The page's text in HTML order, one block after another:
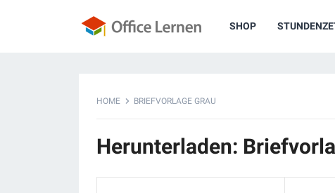
SHOP
HOME BRIEFVORLAGE GRAU
Herunterladen: